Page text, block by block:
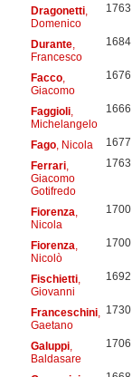
Dragonetti,
Domenico
1763
Durante,
Francesco
1684
Facco,
Giacomo
1676
Faggioli,
Michelangelo
1666
Fago, Nicola 1677
Ferrari,
Giacomo
Gotifredo
1763
Fiorenza
Nicola
1700
Fiorenza
Nicolò
1700
Fischietti,
Giovanni
1692
Franceschini,
Gaetano
1730
Galuppi,
Baldasare
1706